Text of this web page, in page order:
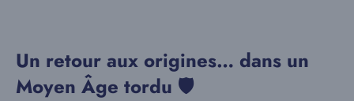
Un retour aux origines… dans un
Moyen Âge tordu 🛡️